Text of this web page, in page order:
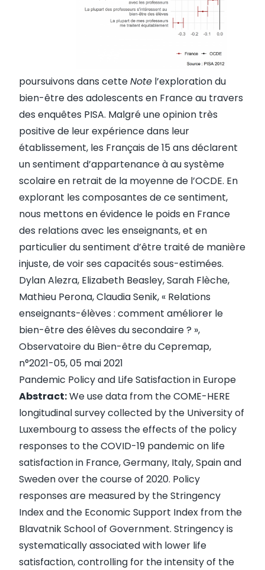
poursuivons dans cetteNote l’exploration du
bien-être des adolescents en France au travers
des enquêtes PISA. Malgré une opinion très
positive de leur expérience dans leur
établissement, les Français de 15 ans déclarent
un sentiment d’appartenance à au système
scolaire en retrait de la moyenne de l’OCDE. En
explorant les composantes de ce sentiment,
nous mettons en évidence le poids en France
des relations avec les enseignants, et en
particulier du sentiment d’être traité de manière
injuste, de voir ses capacités sous-estimées.
Dylan Alezra, Elizabeth Beasley, Sarah Flèche,
Mathieu Perona, Claudia Senik, « Relations
enseignants-élèves : comment améliorer le
bien-être des élèves du secondaire ? »,
Observatoire du Bien-être du Cepremap,
n°2021-05, 05 mai 2021
Pandemic Policy and Life Satisfaction in Europe
Abstract:We use data from the COME-HERE
longitudinal survey collected by the University of
Luxembourg to assess the effects of the policy
responses to the COVID-19 pandemic on life
satisfaction in France, Germany, Italy, Spain and
Sweden over the course of 2020. Policy
responses are measured by the Stringency
Index and the Economic Support Index from the
Blavatnik School of Government. Stringency is
systematically associated with lower life
satisfaction, controlling for the intensity of the